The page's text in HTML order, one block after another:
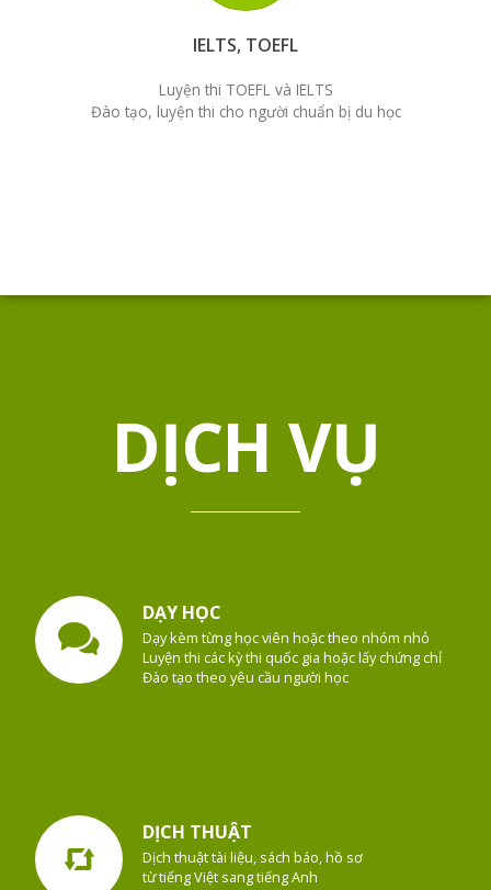
IELTS, TOEFL
Luyện thi TOEFL và IELTS
Đào tạo, luyện thi cho người chuẩn bị du học
DỊCH VỤ
DẠY HỌC
Dạy kèm từng học viên hoặc theo nhóm nhỏ
Luyện thi các kỳ thi quốc gia hoặc lấy chứng chỉ
Đào tạo theo yêu cầu người học
DỊCH THUẬT
Dịch thuật tài liệu, sách báo, hồ sơ
từ tiếng Việt sang tiếng Anh